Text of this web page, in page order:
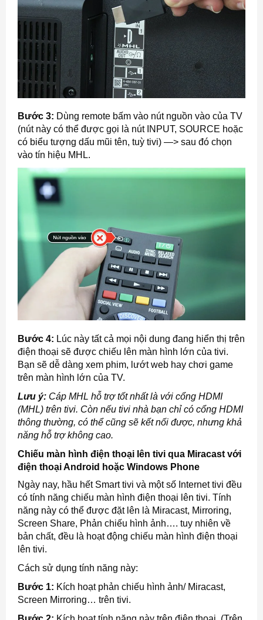
Bước 3: Dùng remote bấm vào nút nguồn vào của TV
(nút này có thể được gọi là nút INPUT, SOURCE hoặc
có biểu tượng dấu mũi tên, tuỳ tivi) —> sau đó chọn
vào tín hiệu MHL.
Bước 4: Lúc này tất cả mọi nội dung đang hiển thị trên
điện thoại sẽ được chiếu lên màn hình lớn của tivi.
Bạn sẽ dễ dàng xem phim, lướt web hay chơi game
trên màn hình lớn của TV.
Lưu ý:Cáp MHL hỗ trợ tốt nhất là với cổng HDMI
(MHL) trên tivi. Còn nếu tivi nhà bạn chỉ có cổng HDMI
thông thường, có thể cũng sẽ kết nối được, nhưng khả
năng hỗ trợ không cao.
Chiếu màn hình điện thoại lên tivi qua Miracast với
điện thoại Android hoặc Windows Phone
Ngày nay, hầu hết Smart tivi và một số Internet tivi đều
có tính năng chiếu màn hình điện thoại lên tivi. Tính
năng này có thể được đặt lên là Miracast, Mirroring,
Screen Share, Phản chiếu hình ảnh…. tuy nhiên về
bản chất, đều là hoạt động chiếu màn hình điện thoại
lên tivi.
Cách sử dụng tính năng này:
Bước 1: Kích hoạt phản chiếu hình ảnh/ Miracast,
Screen Mirroring… trên tivi.